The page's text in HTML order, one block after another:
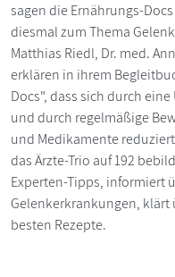
sagen die Ernährungs-
diesmal zum Thema
Matthias Riedl, Dr. med.
erklären in ihrem
Docs", dass sich durch
und durch regelmäßige
und Medikamente
das Ärzte-Trio auf 192
Experten-Tipps, informiert
Gelenkerkrankungen, klärt
besten Rezepte.